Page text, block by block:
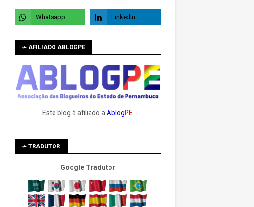
➛ AFILIADO ABLOGPE
Este blog é afiliado a AblogPE
➛ TRADUTOR
Google Tradutor